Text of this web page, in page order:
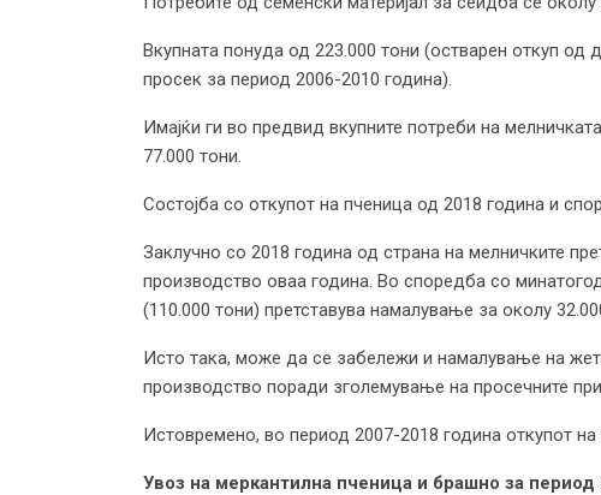
Вкупната понуда од 223.000 тони (остварен откуп
просек за период 2006-2010 година).
Имајќи ги во предвид вкупните потреби на
77.000 тони.
Состојба со откупот на пченица од 2018 година и
Заклучно со 2018 година од страна на мелничките
производство оваа година. Во споредба со
(110.000 тони) претставува намалување за околу
Исто така, може да се забележи и намалување на
производство поради зголемување на просечните
Истовремено, во период 2007-2018 година откупот
Увоз на меркантилна пченица и брашно за